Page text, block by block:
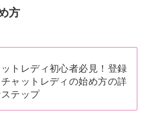
方
トレディ初心者必見！登録
ャットレディの始め方の詳
テップ